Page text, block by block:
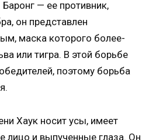
— ее противник,
он представлен
маска которого более-
или тигра. В этой борьбе
поэтому борьба
Хаук носит усы, имеет
лицо и выпученные глаза. Он